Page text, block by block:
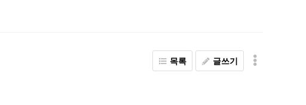
목록 글쓰기